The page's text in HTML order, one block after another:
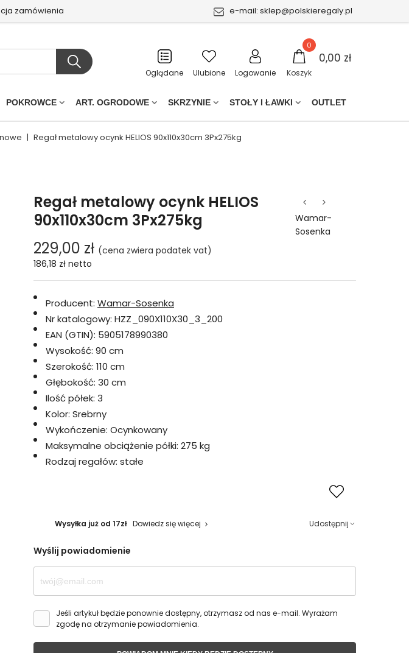
zamówienia e-mail: sklep@polskieregaly.pl
Oglądane Ulubione Logowanie Koszyk
0
0,00 zł
POKROWCE ART. OGRODOWE SKRZYNIE STOŁY I ŁAWKI OUTLET
| Regał metalowy ocynk HELIOS 90x110x30cm 3Px275kg
Regał metalowy ocynk HELIOS
90x110x30cm 3Px275kg
Wamar-
Sosenka
229,00 zł (cena zwiera podatek vat)
186,18 zł netto
Producent: Wamar-Sosenka
Nr katalogowy: HZZ_090X110X30_3_200
EAN (GTIN): 5905178990380
Wysokość: 90 cm
Szerokość: 110 cm
Głębokość: 30 cm
Ilość półek: 3
Kolor: Srebrny
Wykończenie: Ocynkowany
Maksymalne obciążenie półki: 275 kg
Rodzaj regałów: stałe
Wysyłka już od 17zł Dowiedz się więcej Udostępnij
Wyślij powiadomienie
Jeśli artykuł będzie ponownie dostępny, otrzymasz od nas e-mail. Wyrażam
zgodę na otrzymanie powiadomienia.